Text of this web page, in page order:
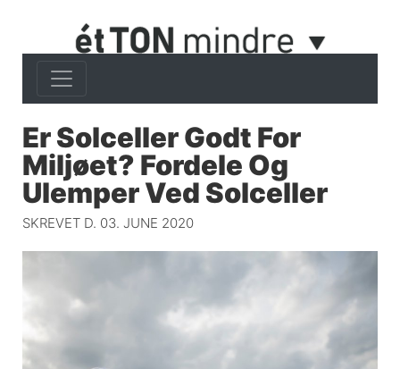
Er Solceller Godt For
Miljøet? Fordele Og
Ulemper Ved Solceller
SKREVET D. 03. JUNE 2020